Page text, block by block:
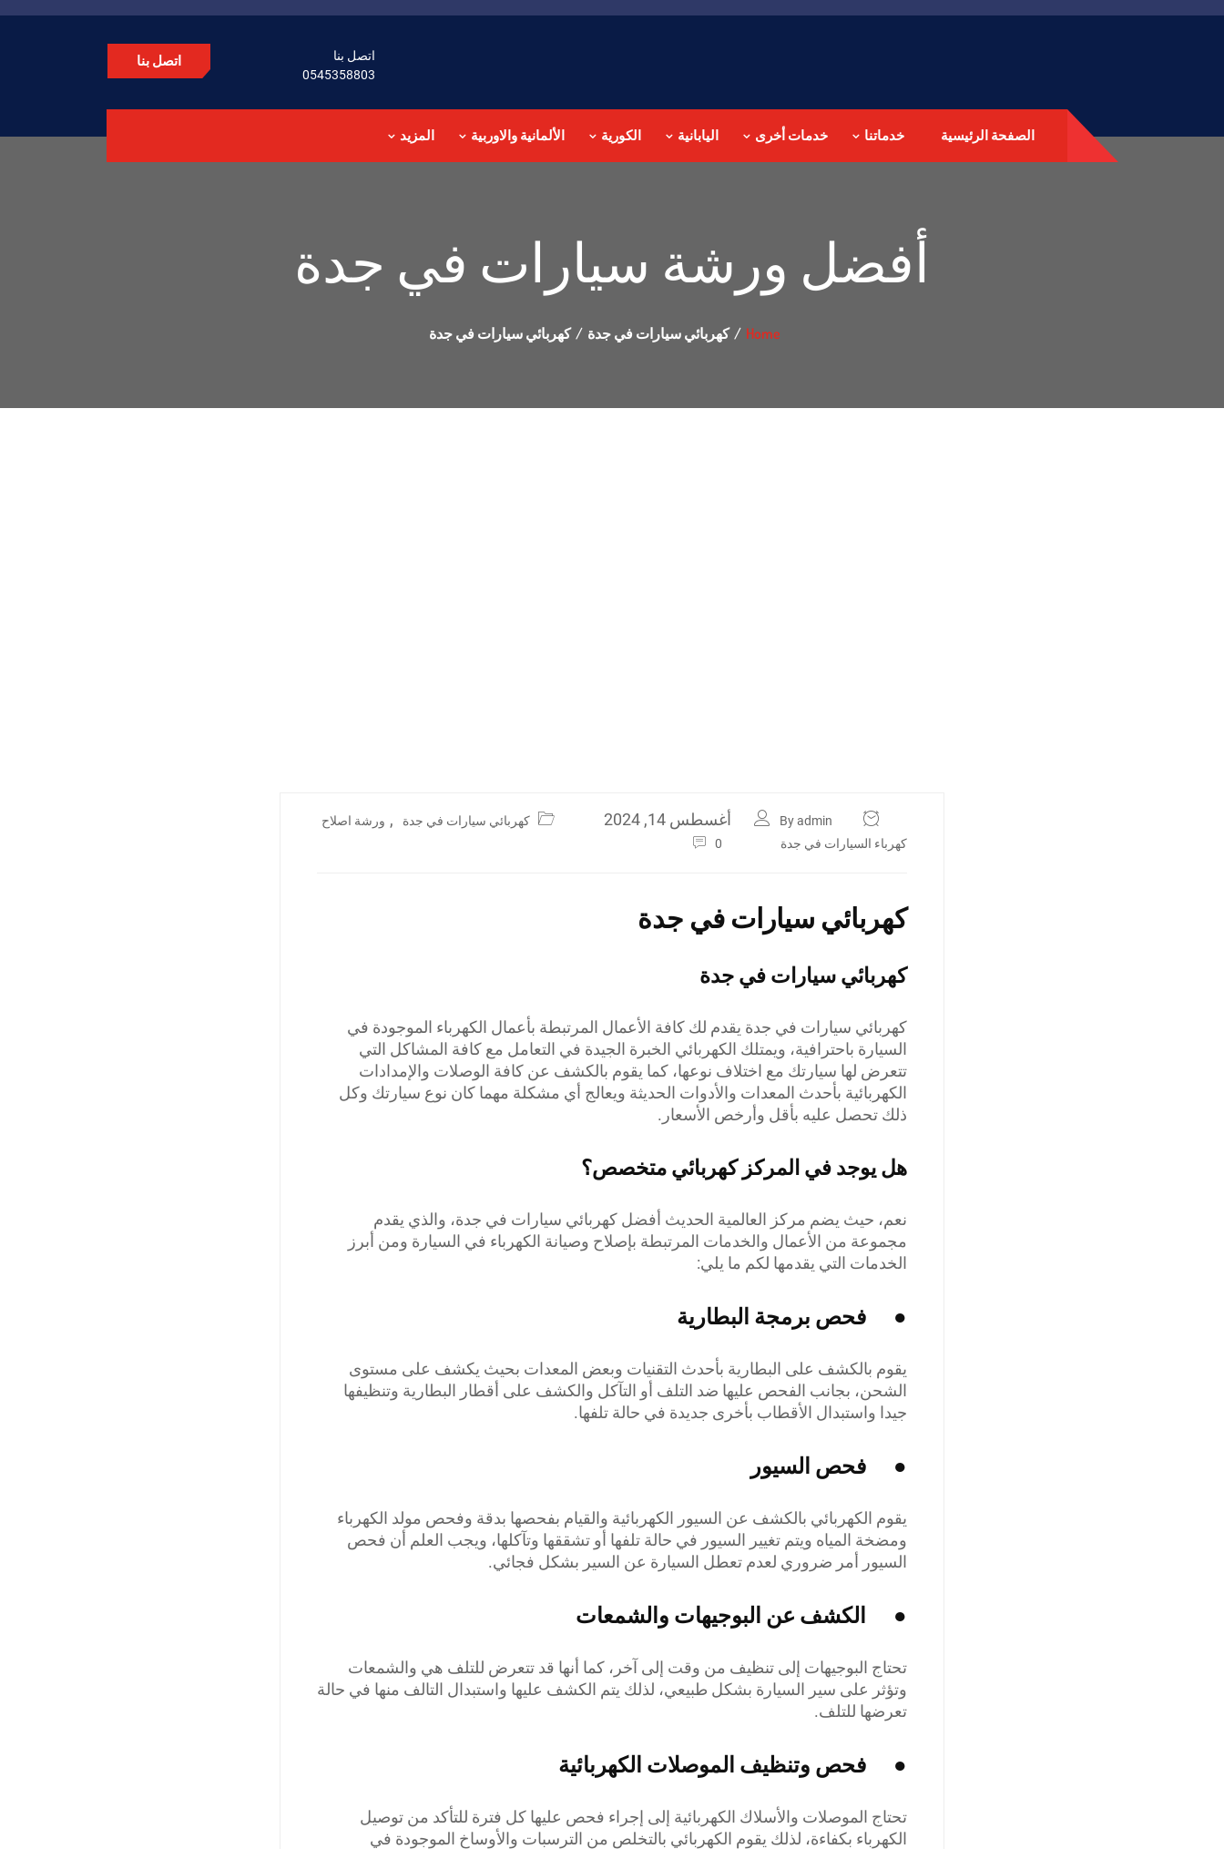
اتصل بنا
0545358803
اتصل بنا
الصفحة الرئيسية خدماتنا خدمات أخرى اليابانية الكورية الألمانية والاوربية المزيد
أفضل ورشة سيارات في جدة
Home كهربائي سيارات في جدة كهربائي سيارات في جدة
By admin أغسطس 14, 2024 كهربائي سيارات في جدة , ورشة اصلاح
كهرباء السيارات في جدة
0
كهربائي سيارات في جدة
كهربائي سيارات في جدة
كهربائي سيارات في جدة يقدم لك كافة الأعمال المرتبطة بأعمال الكهرباء الموجودة في
السيارة باحترافية، ويمتلك الكهربائي الخبرة الجيدة في التعامل مع كافة المشاكل التي
تتعرض لها سيارتك مع اختلاف نوعها، كما يقوم بالكشف عن كافة الوصلات والإمدادات
الكهربائية بأحدث المعدات والأدوات الحديثة ويعالج أي مشكلة مهما كان نوع سيارتك وكل
ذلك تحصل عليه بأقل وأرخص الأسعار.
هل يوجد في المركز كهربائي متخصص؟
نعم، حيث يضم مركز العالمية الحديث أفضل كهربائي سيارات في جدة، والذي يقدم
مجموعة من الأعمال والخدمات المرتبطة بإصلاح وصيانة الكهرباء في السيارة ومن أبرز
الخدمات التي يقدمها لكم ما يلي:
● فحص برمجة البطارية
يقوم بالكشف على البطارية بأحدث التقنيات وبعض المعدات بحيث يكشف على مستوى
الشحن، بجانب الفحص عليها ضد التلف أو التآكل والكشف على أقطار البطارية وتنظيفها
جيدا واستبدال الأقطاب بأخرى جديدة في حالة تلفها.
● فحص السيور
يقوم الكهربائي بالكشف عن السيور الكهربائية والقيام بفحصها بدقة وفحص مولد الكهرباء
ومضخة المياه ويتم تغيير السيور في حالة تلفها أو تشققها وتآكلها، ويجب العلم أن فحص
السيور أمر ضروري لعدم تعطل السيارة عن السير بشكل فجائي.
● الكشف عن البوجيهات والشمعات
تحتاج البوجيهات إلى تنظيف من وقت إلى آخر، كما أنها قد تتعرض للتلف هي والشمعات
وتؤثر على سير السيارة بشكل طبيعي، لذلك يتم الكشف عليها واستبدال التالف منها في حالة
تعرضها للتلف.
● فحص وتنظيف الموصلات الكهربائية
تحتاج الموصلات والأسلاك الكهربائية إلى إجراء فحص عليها كل فترة للتأكد من توصيل
الكهرباء بكفاءة، لذلك يقوم الكهربائي بالتخلص من الترسبات والأوساخ الموجودة في